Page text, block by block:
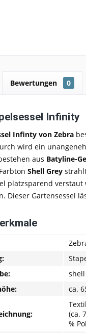
Bewertungen 0
Infinity
Infinty von Zebra
wird ein
aus Batyline-
Shell Grey
platzsparend
Dieser Gartensessel
ca.
(ca.
%